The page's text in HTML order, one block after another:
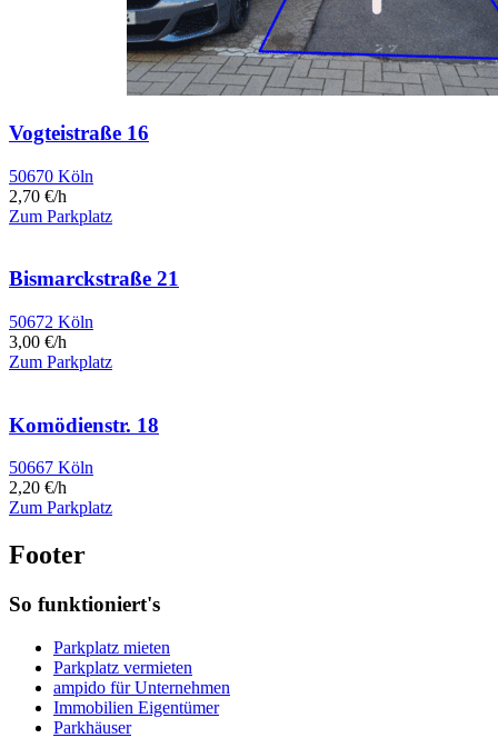
Vogteistraße 16
50670 Köln
2,70 €/h
Zum Parkplatz
Bismarckstraße 21
50672 Köln
3,00 €/h
Zum Parkplatz
Komödienstr. 18
50667 Köln
2,20 €/h
Zum Parkplatz
Footer
So funktioniert's
Parkplatz mieten
Parkplatz vermieten
ampido für Unternehmen
Immobilien Eigentümer
Parkhäuser